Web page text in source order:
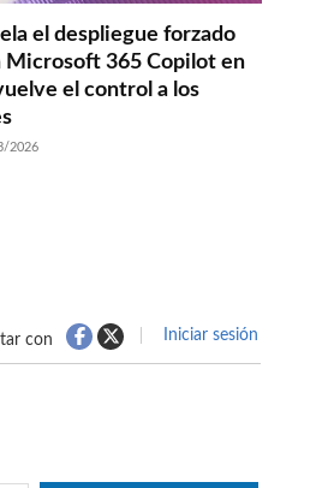
el despliegue forzado
Microsoft 365 Copilot en
el control a los
2026
con Iniciar sesión